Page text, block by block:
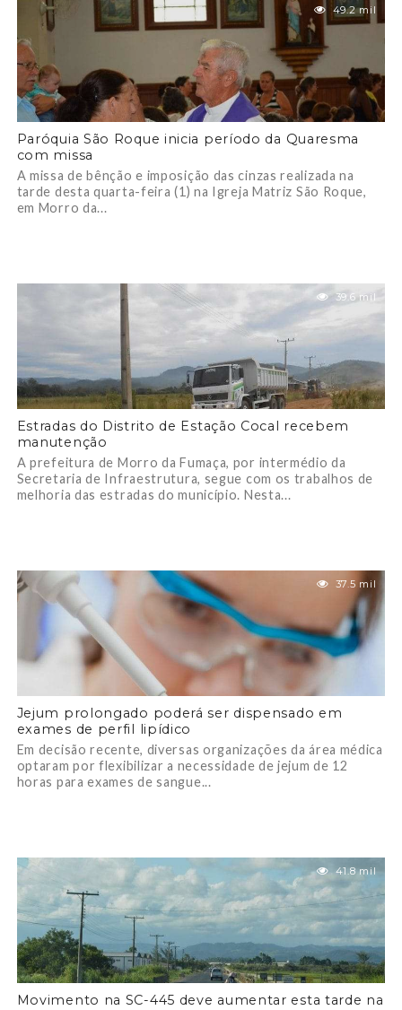
49.2 mil
Paróquia São Roque inicia período da Quaresma
com missa
A missa de bênção e imposição das cinzas realizada na
tarde desta quarta-feira (1) na Igreja Matriz São Roque,
em Morro da...
39.6 mil
Estradas do Distrito de Estação Cocal recebem
manutenção
A prefeitura de Morro da Fumaça, por intermédio da
Secretaria de Infraestrutura, segue com os trabalhos de
melhoria das estradas do município. Nesta...
37.5 mil
Jejum prolongado poderá ser dispensado em
exames de perfil lipídico
Em decisão recente, diversas organizações da área médica
optaram por flexibilizar a necessidade de jejum de 12
horas para exames de sangue...
41.8 mil
Movimento na SC-445 deve aumentar esta tarde na